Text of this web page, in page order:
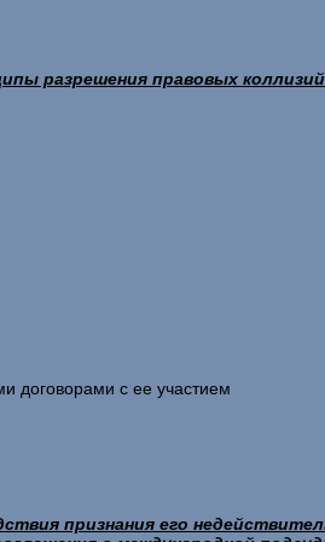
разрешения правовых коллизий
договорами с ее участием
признания его